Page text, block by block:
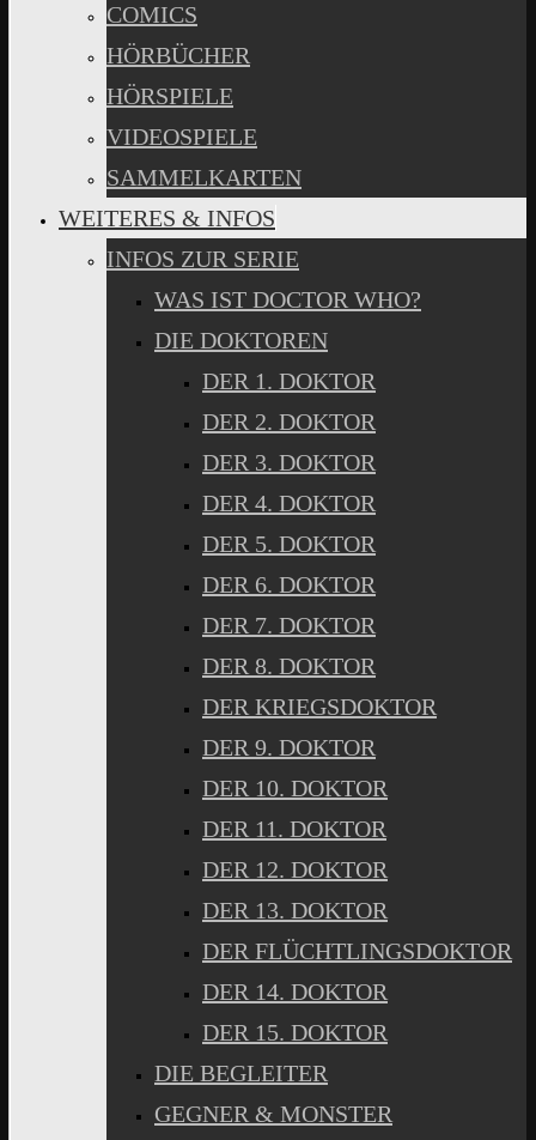
COMICS
HÖRBÜCHER
HÖRSPIELE
VIDEOSPIELE
SAMMELKARTEN
WEITERES & INFOS
INFOS ZUR SERIE
WAS IST DOCTOR WHO?
DIE DOKTOREN
DER 1. DOKTOR
DER 2. DOKTOR
DER 3. DOKTOR
DER 4. DOKTOR
DER 5. DOKTOR
DER 6. DOKTOR
DER 7. DOKTOR
DER 8. DOKTOR
DER KRIEGSDOKTOR
DER 9. DOKTOR
DER 10. DOKTOR
DER 11. DOKTOR
DER 12. DOKTOR
DER 13. DOKTOR
DER FLÜCHTLINGSDOKTOR
DER 14. DOKTOR
DER 15. DOKTOR
DIE BEGLEITER
GEGNER & MONSTER